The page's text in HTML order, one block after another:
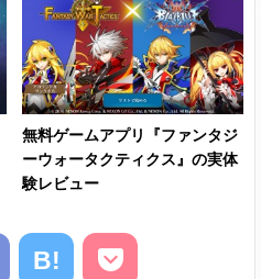
無料ゲームアプリ『ファンタジ
ーウォータクティクス』の実体
験レビュー
B!